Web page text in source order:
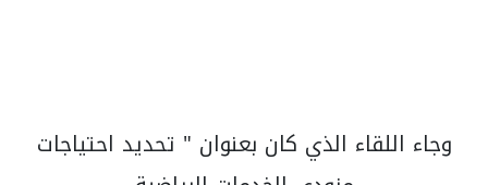
وجاء اللقاء الذي كان بعنوان " تحديد احتياجات